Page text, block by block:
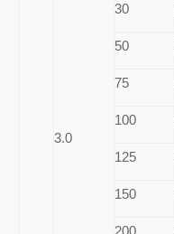
3.0
30
50
75
100
125
150
200